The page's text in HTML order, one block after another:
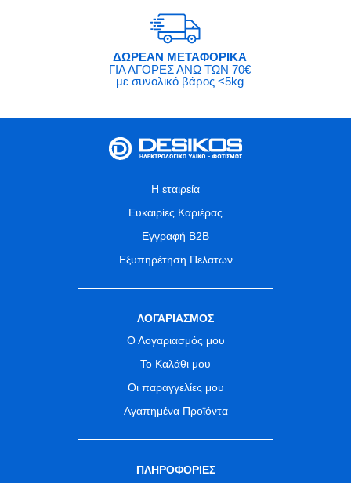
ΔΩΡΕΑΝ ΜΕΤΑΦΟΡΙΚΑ
ΓΙΑ ΑΓΟΡΕΣ ΑΝΩ ΤΩΝ 70€
με συνολικό βάρος <5kg
Η εταιρεία
Ευκαιρίες Καριέρας
Εγγραφή B2B
Εξυπηρέτηση Πελατών
ΛΟΓΑΡΙΑΣΜΟΣ
Ο Λογαριασμός μου
Το Καλάθι μου
Οι παραγγελίες μου
Αγαπημένα Προϊόντα
ΠΛΗΡΟΦΟΡΙΕΣ